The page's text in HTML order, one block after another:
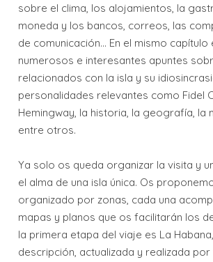
sobre el clima, los alojamientos, la
moneda y los bancos, correos, las
de comunicación... En el mismo
numerosos e interesantes apuntes
relacionados con la isla y su
personalidades relevantes como Fidel
Hemingway, la historia, la geografía, la
entre otros.
Ya solo os queda organizar la visita y
el alma de una isla única. Os
organizado por zonas, cada una
mapas y planos que os facilitarán los
la primera etapa del viaje es La
descripción, actualizada y realizada